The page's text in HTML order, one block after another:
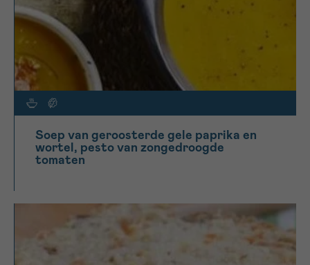
Soep van geroosterde gele paprika en
wortel, pesto van zongedroogde
tomaten